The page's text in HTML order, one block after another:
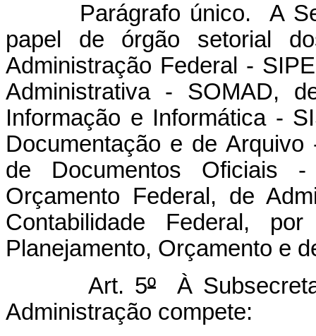
Parágrafo único. A
papel de órgão setorial
Administração Federal -
Administrativa - SOMAD,
Informação e Informática -
Documentação e de
de Documentos Oficiais
Orçamento Federal, de
Contabilidade Federal,
Planejamento, Orçamento e
Art. 5ºÀ
Administração compete: